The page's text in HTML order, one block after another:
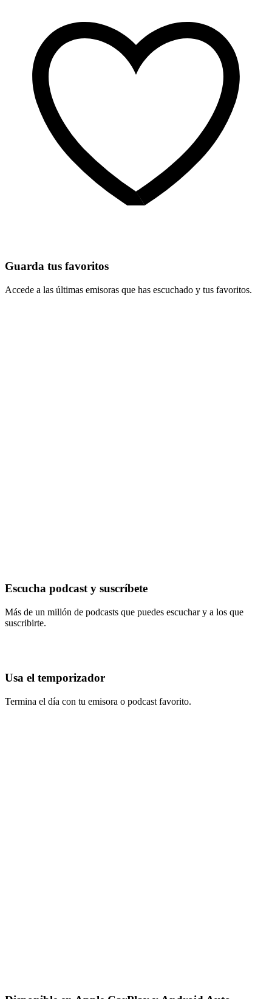
Guarda tus favoritos
Accede a las últimas emisoras que has escuchado y tus favoritos.
Escucha podcast y suscríbete
Más de un millón de podcasts que puedes escuchar y a los que
suscribirte.
Usa el temporizador
Termina el día con tu emisora o podcast favorito.